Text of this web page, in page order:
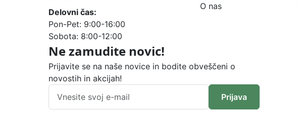
Delovni čas:
Pon-Pet: 9:00-16:00
Sobota: 8:00-12:00
O nas
Ne zamudite novic!
Prijavite se na naše novice in bodite obveščeni o
novostih in akcijah!
Prijava